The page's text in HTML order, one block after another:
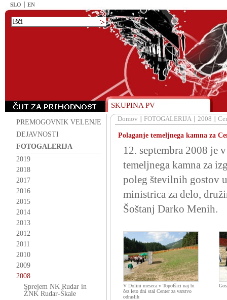
SLO EN
SKUPINA PV
PREMOGOVNIK VELENJE
DEJAVNOSTI
FOTOGALERIJA
2019
2018
2017
2016
2015
2014
2013
2012
2011
2010
2009
2008
Sprejem NK Rudar in
ŽNK Rudar-Škale
Domov FOTOGALERIJA 2008
Polaganje temeljnega kamna za
12. septembra 2008 je
temeljnega kamna za
poleg številnih gostov
ministrica za delo,
Šoštanj Darko Menih.
V Dolini meseca v Topolšici naj bi
čez leto dni stal Center za varstvo
odraslih